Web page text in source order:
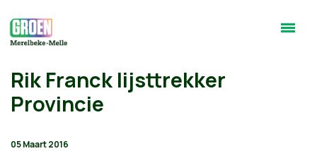
Rik Franck lijsttrekker
Provincie
05 Maart 2016